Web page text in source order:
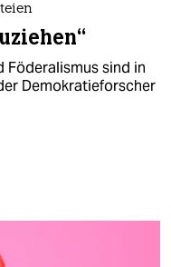
Föderalismus sind in
Demokratieforscher